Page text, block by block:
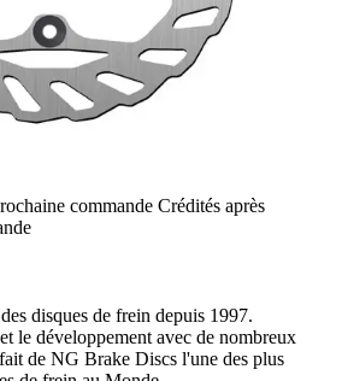
commande Crédités après
disques de frein depuis 1997.
le développement avec de nombreux
de NG Brake Discs l'une des plus